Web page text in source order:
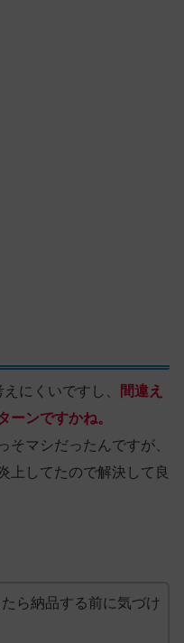
にくいですし、
間違え
ーンですかね。
そマシだったんですが、
上してたので解決して良
ら納品する前に気づけ